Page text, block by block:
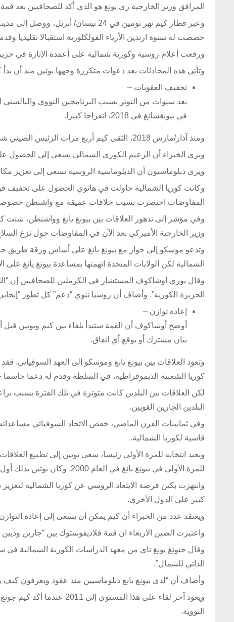
المرافق وزير الخارجية ري يونغ هو الذي أكد للصحافيين بعد قمة
وعبر قطار كيم نهر تومين في 24
خصصت له نسوة ارتدين الأزياء الفولكلورية استقبالا تقليديا
ورفعت أعلام روسية وكورية شمالية على أعمدة الإنارة في
وتأتي هذه المحادثات بعد دعوات متكررة وجهها بوتين منذ أن
تخفيف العقوبات –
بعد سنوات من التوتر بسبب البرنامجين النووي والبالستي
في بيونغشانغ في 2018، انفراجا كبيرا.
ومنذ آذار/مارس 2018، التقى كيم أربع مرات الرئيس الصيني شي جينبينغ وثلاث مرات الرئيس الكوري الجنوبي مون جاي إن ومرتين ترامب.
ويرى الخبراء أن الزعيم الكوري الشمالي يسعى إلى الحصول
ويرى دبلوماسيون أن الدبلوماسية الروسية تسعى إلى تعزيز
وكانت كوريا الشمالية حاولت في هانوي الحصول على تخفيف
المفاوضات اختصرت بسبب خلافات عميقة مع واشنطن خصوصا
وفي مؤشر إلى تدهور العلاقات بين بيونغ يانغ وواشنطن، شنت
وزير الخارجية الأميركي بعد الآن في المفاوضات حول نزع
وتدعو موسكو إلى حوار مع بيونغ يانغ على أساس ورقة طريق
الشمالية لكن الولايات المتحدة اتهمتها بمساعدة بيونغ يانغ
وقال يوري اوشاكوف المستشار في الكرملين للصحافيين إن
الجزيرة الكورية”. وأضاف أن روسيا تنوي “دعم” كل تطور
إعادة توازن –
أوضح أوشاكوف أن القمة ستبدأ بلقاء بين كيم وبوتين
بيان مشترك أو يوقع أي اتفاق.
وتعود العلاقات بين بيونغ يانغ وموسكو إلى العهد
كوريا الشعبية الديموقراطية، في السلطة وقدم له دعما حاسما
لكن العلاقات بين البلدين كانت متوترة في تلك الفترة بسبب
البلدين الجارين القويين.
وفي ثمانينات القرن الماضي، خفض الاتحاد السوفياتي
قاسية لكوريا الشمالية.
وبعيد انتخابه للمرة الأولى رئيسا، سعى بوتين إلى تطبيع
للمرة الأولى في بيونغ يانغ في العام 2000. وكان بوتين بذلك أول رئيس روسي يزور كوريا الشمالية.
وانتهزت بكين فرصة الابتعاد الروسي عن كوريا الشمالية
كبير على الدول الأخرى.
ويعتقد عدد من الخبراء أن كيم يمكن أن يسعى إلى إعادة
واعتبرت الصين الاربعاء ان قمة فلاديفوستوك بين “جارين
وقال جيونغ يونغ تاي من معهد الدراسات الكورية الشمالية
الذاتي للشمال”.
وأضاف أن “لدى بيونغ يانغ دبلوماسيين منذ عقود ويعرفون
ويعود آخر لقاء على هذا
النووية.